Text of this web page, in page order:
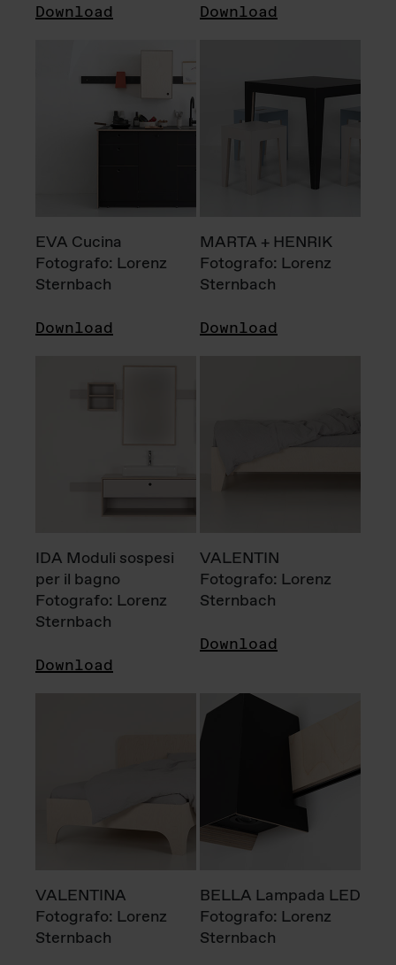
Download Download
EVA Cucina
Fotografo: Lorenz
Sternbach
Download
MARTA + HENRIK
Fotografo: Lorenz
Sternbach
Download
IDA Moduli sospesi
per il bagno
Fotografo: Lorenz
Sternbach
Download
VALENTIN
Fotografo: Lorenz
Sternbach
Download
VALENTINA
Fotografo: Lorenz
Sternbach
BELLA Lampada LED
Fotografo: Lorenz
Sternbach